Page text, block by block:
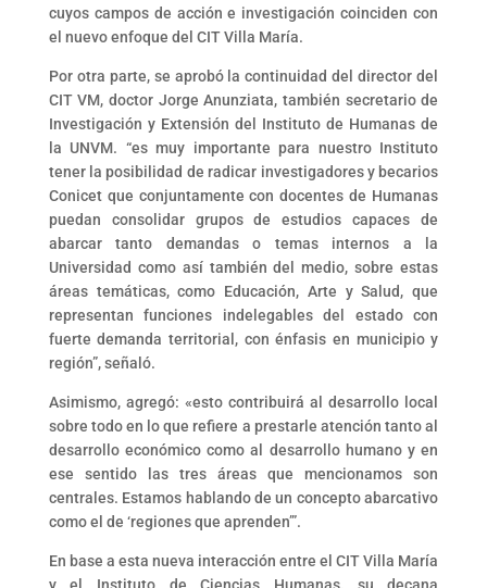
cuyos campos de acción e investigación coinciden con
el nuevo enfoque del CIT Villa María.
Por otra parte, se aprobó la continuidad del director del
CIT VM, doctor Jorge Anunziata, también secretario de
Investigación y Extensión del Instituto de Humanas de
la UNVM. “es muy importante para nuestro Instituto
tener la posibilidad de radicar investigadores y becarios
Conicet que conjuntamente con docentes de Humanas
puedan consolidar grupos de estudios capaces de
abarcar tanto demandas o temas internos a la
Universidad como así también del medio, sobre estas
áreas temáticas, como Educación, Arte y Salud, que
representan funciones indelegables del estado con
fuerte demanda territorial, con énfasis en municipio y
región”, señaló.
Asimismo, agregó: «esto contribuirá al desarrollo local
sobre todo en lo que refiere a prestarle atención tanto al
desarrollo económico como al desarrollo humano y en
ese sentido las tres áreas que mencionamos son
centrales. Estamos hablando de un concepto abarcativo
como el de ‘regiones que aprenden’”.
En base a esta nueva interacción entre el CIT Villa María